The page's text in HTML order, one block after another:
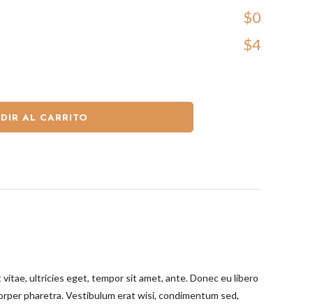
$0
$4
AL CARRITO
ultricies eget, tempor sit amet, ante. Donec eu libero
pharetra. Vestibulum erat wisi, condimentum sed,